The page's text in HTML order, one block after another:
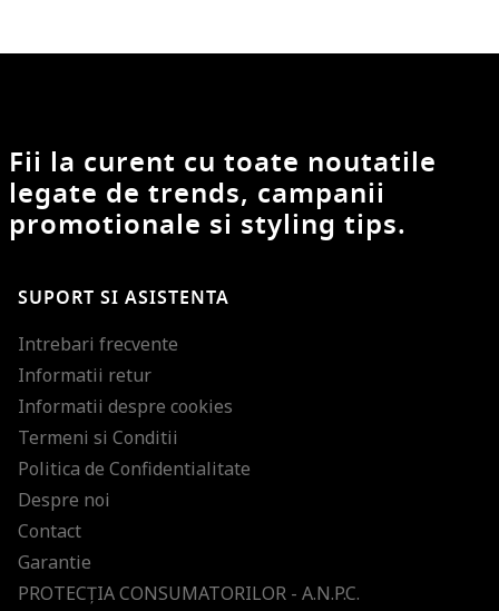
Fii la curent cu toate noutatile
legate de trends, campanii
promotionale si styling tips.
SUPORT SI ASISTENTA
Intrebari frecvente
Informatii retur
Informatii despre cookies
Termeni si Conditii
Politica de Confidentialitate
Despre noi
Contact
Garantie
PROTECŢIA CONSUMATORILOR - A.N.P.C.